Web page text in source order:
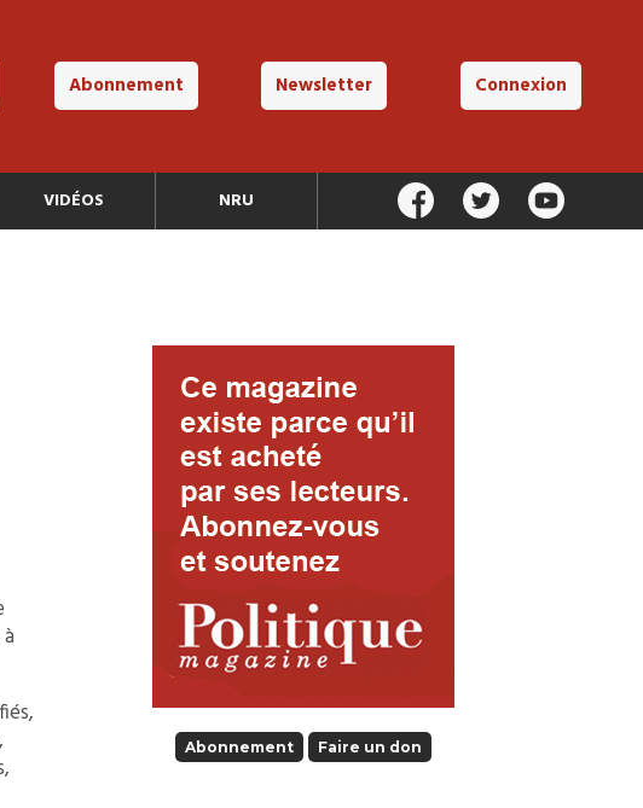
Abonnement Newsletter Connexion
VIDÉOS NRU
Abonnement Faire un don